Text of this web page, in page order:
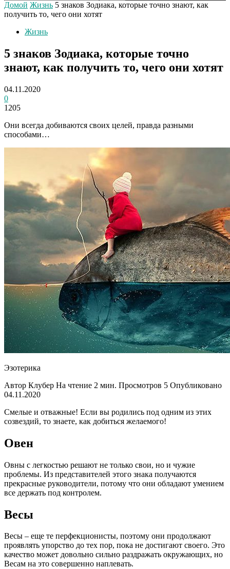
Домой Жизнь 5 знаков Зодиака, которые точно знают, как
получить то, чего они хотят
Жизнь
5 знаков Зодиака, которые точно
знают, как получить то, чего они хотят
04.11.2020
0
1205
Они всегда добиваются своих целей, правда разными
способами…
Эзотерика
Автор Клубер На чтение 2 мин. Просмотров 5 Опубликовано
04.11.2020
Смелые и отважные! Если вы родились под одним из этих
созвездий, то знаете, как добиться желаемого!
Овен
Овны с легкостью решают не только свои, но и чужие
проблемы. Из представителей этого знака получаются
прекрасные руководители, потому что они обладают умением
все держать под контролем.
Весы
Весы – еще те перфекционисты, поэтому они продолжают
проявлять упорство до тех пор, пока не достигают своего. Это
качество может довольно сильно раздражать окружающих, но
Весам на это совершенно наплевать.